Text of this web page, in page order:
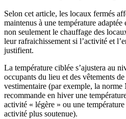
Selon cet article, les locaux fermés
maintenus à une température
non seulement le chauffage des
leur rafraichissement si l’activité et
justifient.
La température ciblée s’ajustera au
occupants du lieu et des vêtements
vestimentaire (par exemple, la
recommande en hiver une
activité « légère » ou une
activité plus soutenue).